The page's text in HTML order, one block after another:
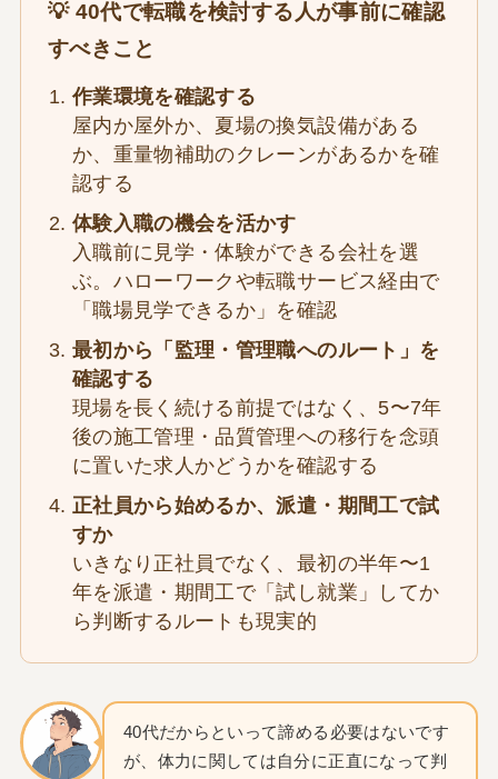
💡 40代で転職を検討する人が事前に確認
すべきこと
作業環境を確認する
屋内か屋外か、夏場の換気設備がある
か、重量物補助のクレーンがあるかを確
認する
体験入職の機会を活かす
入職前に見学・体験ができる会社を選
ぶ。ハローワークや転職サービス経由で
「職場見学できるか」を確認
最初から「監理・管理職へのルート」を
確認する
現場を長く続ける前提ではなく、5〜7年
後の施工管理・品質管理への移行を念頭
に置いた求人かどうかを確認する
正社員から始めるか、派遣・期間工で試
すか
いきなり正社員でなく、最初の半年〜1
年を派遣・期間工で「試し就業」してか
ら判断するルートも現実的
40代だからといって諦める必要はないです
が、体力に関しては自分に正直になって判